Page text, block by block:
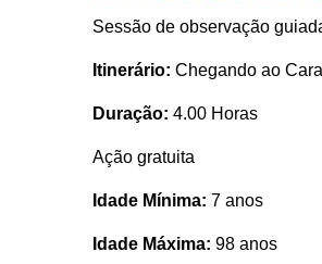
Sessão de observação
Itinerário: Chegando ao
Duração: 4.00 Horas
Ação gratuita
Idade Mínima: 7 anos
Idade Máxima: 98 anos